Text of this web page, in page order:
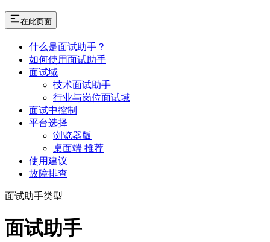
在此页面
什么是面试助手？
如何使用面试助手
面试域
技术面试助手
行业与岗位面试域
面试中控制
平台选择
浏览器版
桌面端 推荐
使用建议
故障排查
面试助手类型
面试助手